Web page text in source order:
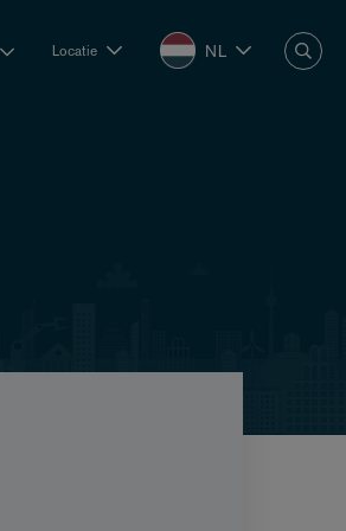
Locatie NL